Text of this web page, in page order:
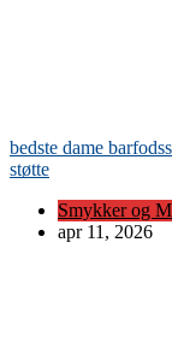
bedste dame
støtte
Smykker og
apr 11, 2026